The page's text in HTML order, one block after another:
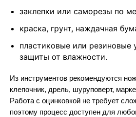
заклепки или саморезы по
краска, грунт, наждачная
пластиковые или резиновые
защиты от влажности.
Из инструментов рекомендуются
клепочник, дрель, шуруповерт,
Работа с оцинковкой не требует
поэтому процесс доступен для